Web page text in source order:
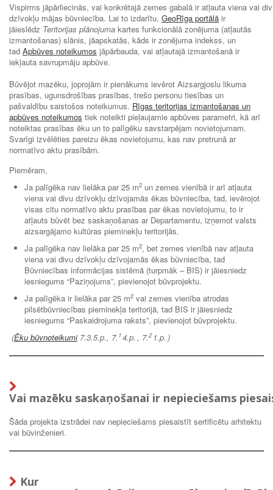
Vispirms jāpārliecinās, vai konkrētajā zemes gabalā ir atļauta viena vai
dzīvokļu mājas būvniecība. Lai to izdarītu, GeoRīga portālā ir
jāieslēdz Teritorijas plānojuma kartes funkcionālā zonējuma (atļautās
izmantošanas) slānis, jāapskatās, kāds ir zonējuma indekss, un
tad Apbūves noteikumos jāpārbauda, vai atļautajā izmantošanā ir
iekļauta savrupmāju apbūve.
Būvējot mazēku, joprojām ir pienākums ievērot Aizsargjoslu likuma
prasības, ugunsdrošības prasības, trešo personu tiesības un
pašvaldību saistošos noteikumus. Rīgas teritorijas izmantošanas un
apbūves noteikumos tiek noteikti pieļaujamie apbūves parametri, kā arī
noteiktas prasības ēku un to palīgēku savstarpējam novietojumam.
Svarīgi izvēlēties pareizu ēkas novietojumu, kas nav pretrunā ar
normatīvo aktu prasībām.
Piemēram,
Ja palīgēka nav lielāka par 25 m2 un zemes vienībā ir arī atļauta
viena vai divu dzīvokļu dzīvojamās ēkas būvniecība, tad, ievērojot
visas citu normatīvo aktu prasības par ēkas novietojumu, to ir
atļauts būvēt bez saskaņošanas ar Departamentu, izņemot valsts
aizsargājamo kultūras pieminekļu teritorijās.
Ja palīgēka nav lielāka par 25 m2, bet zemes vienībā nav atļauta
viena vai divu dzīvokļu dzīvojamās ēkas būvniecība, tad
Būvniecības informācijas sistēmā (turpmāk – BIS) ir jāiesniedz
iesniegums “Paziņojums”, pievienojot būvprojektu.
Ja palīgēka ir lielāka par 25 m2 vai zemes vienība atrodas
pilsētbūvniecības pieminekļa teritorijā, tad BIS ir jāiesniedz
iesniegums “Paskaidrojuma raksts”, pievienojot būvprojektu.
(Ēku būvnoteikumi7.3.5.p., 7. 14.p. , 7.21.p. )
Vai mazēku saskaņošanai ir nepieciešams
Šāda projekta izstrādei nav nepieciešams piesaistīt sertificētu arhitektu
vai būvinženieri.
Kur